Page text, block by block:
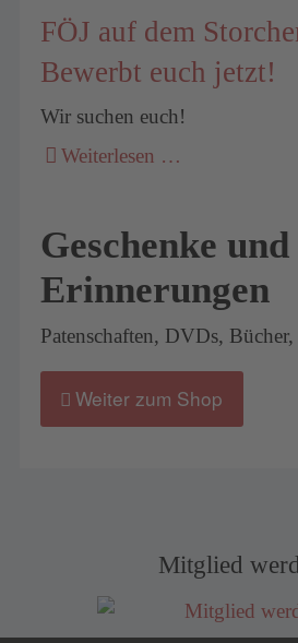
FÖJ auf dem
Bewerbt euch jetzt!
Wir suchen euch!
Weiterlesen …
Geschenke und
Erinnerungen
Patenschaften, DVDs,
Weiter zum Shop
Mitglied